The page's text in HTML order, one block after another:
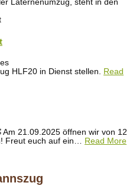
Laternenumzug, steht in den
HLF20 in Dienst stellen. Read
21.09.2025 öffnen wir von 12
Freut euch auf ein
Read More